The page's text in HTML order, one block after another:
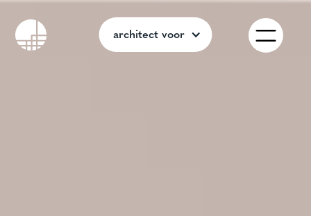
architect voor